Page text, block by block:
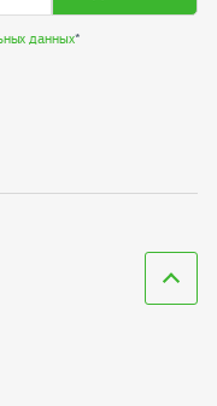
данных*